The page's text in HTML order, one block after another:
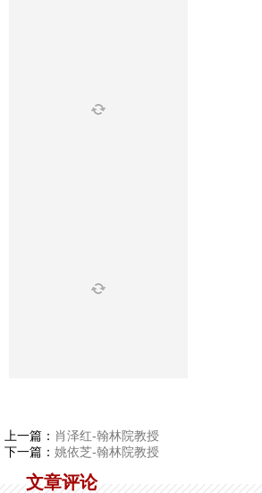
上一篇： 肖泽红-翰林院教授
下一篇： 姚依芝-翰林院教授
文章评论